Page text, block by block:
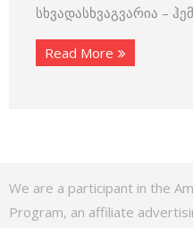
სხვადასხვაგვარია –
Read More
We are a participant in the
Program, an affiliate